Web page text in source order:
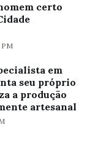
certo
em
seu próprio
a produção
artesanal